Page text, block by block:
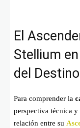
El
Stellium
del
Para comprender la
perspectiva técnica
relación entre su